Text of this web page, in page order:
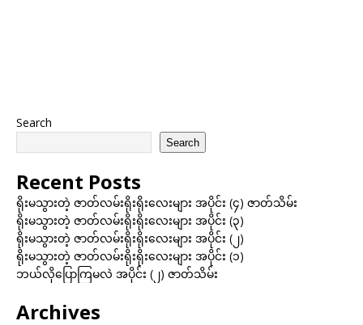
Search
Search
Recent Posts
ရိုးမသွားတဲ့ ဇာတ်လမ်းရိုးရိုးလေးများ အပိုင်း (၄) ဇာတ်သိမ်း
ရိုးမသွားတဲ့ ဇာတ်လမ်းရိုးရိုးလေးများ အပိုင်း (၃)
ရိုးမသွားတဲ့ ဇာတ်လမ်းရိုးရိုးလေးများ အပိုင်း (၂)
ရိုးမသွားတဲ့ ဇာတ်လမ်းရိုးရိုးလေးများ အပိုင်း (၁)
ဘယ်လိုပြောကြမလဲ အပိုင်း (၂) ဇာတ်သိမ်း
Archives